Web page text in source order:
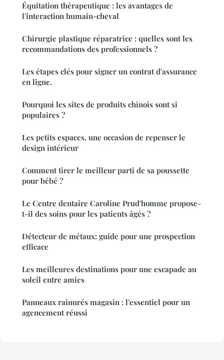
Équitation thérapeutique : les avantages de
l'interaction humain-cheval
Chirurgie plastique réparatrice : quelles sont les
recommandations des professionnels ?
Les étapes clés pour signer un contrat d'assurance
en ligne.
Pourquoi les sites de produits chinois sont si
populaires ?
Les petits espaces, une occasion de repenser le
design intérieur
Comment tirer le meilleur parti de sa poussette
pour bébé ?
Le Centre dentaire Caroline Prud'homme propose-
t-il des soins pour les patients âgés ?
Détecteur de métaux: guide pour une prospection
efficace
Les meilleures destinations pour une escapade au
soleil entre amies
Panneaux rainurés magasin : l'essentiel pour un
agencement réussi